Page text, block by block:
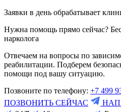
Заявки в день обрабатывает
Нужна помощь прямо сейчас?
нарколога
Отвечаем на вопросы по
реабилитации. Подберем
помощи под вашу ситуацию.
Позвоните по телефону: +7 499
ПОЗВОНИТЬ СЕЙЧАС